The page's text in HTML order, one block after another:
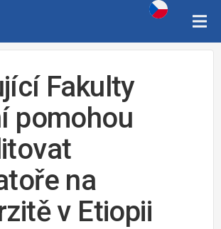
Fakulty
pomohou
na
v Etiopii